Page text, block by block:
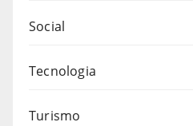
Social
Tecnologia
Turismo